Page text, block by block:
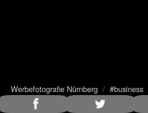
Werbefotografie Nürnberg / #business
anzeigen